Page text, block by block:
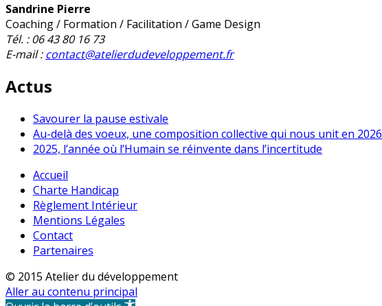
Sandrine Pierre
Coaching / Formation / Facilitation / Game Design
Tél. : 06 43 80 16 73
E-mail :contact@atelierdudeveloppement.fr
Actus
Savourer la pause estivale
Au-delà des voeux, une composition collective qui nous unit en 2026
2025, l’année où l’Humain se réinvente dans l’incertitude
Accueil
Charte Handicap
Règlement Intérieur
Mentions Légales
Contact
Partenaires
© 2015 Atelier du développement
Aller au contenu principal